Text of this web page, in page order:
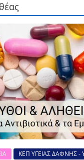
ΚΕΠ ΥΓΕΙΑΣ ΔΑΦΝΗΣ